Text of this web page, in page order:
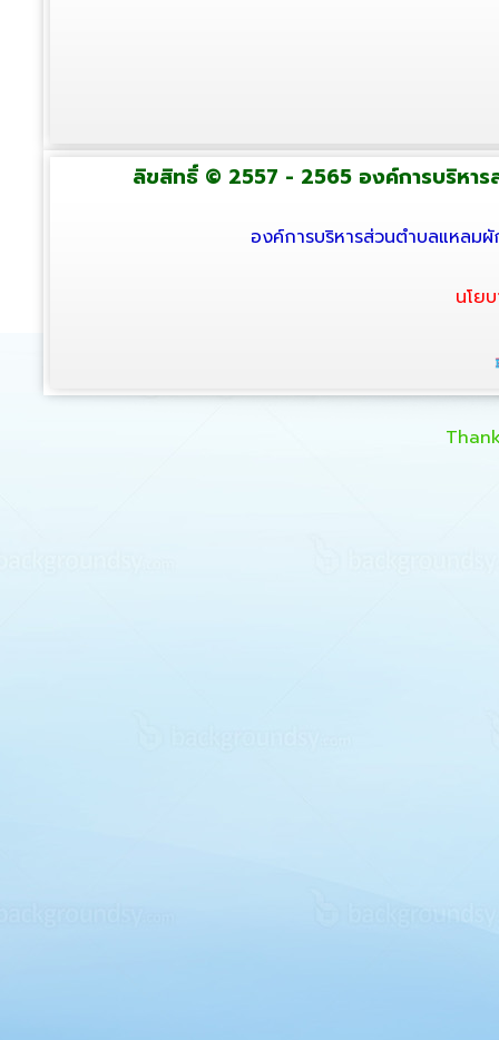
ลิขสิทธิ์ © 2557 - 2565 องค์การบริหา
องค์การบริหารส่วนตำบลแหลม
นโย